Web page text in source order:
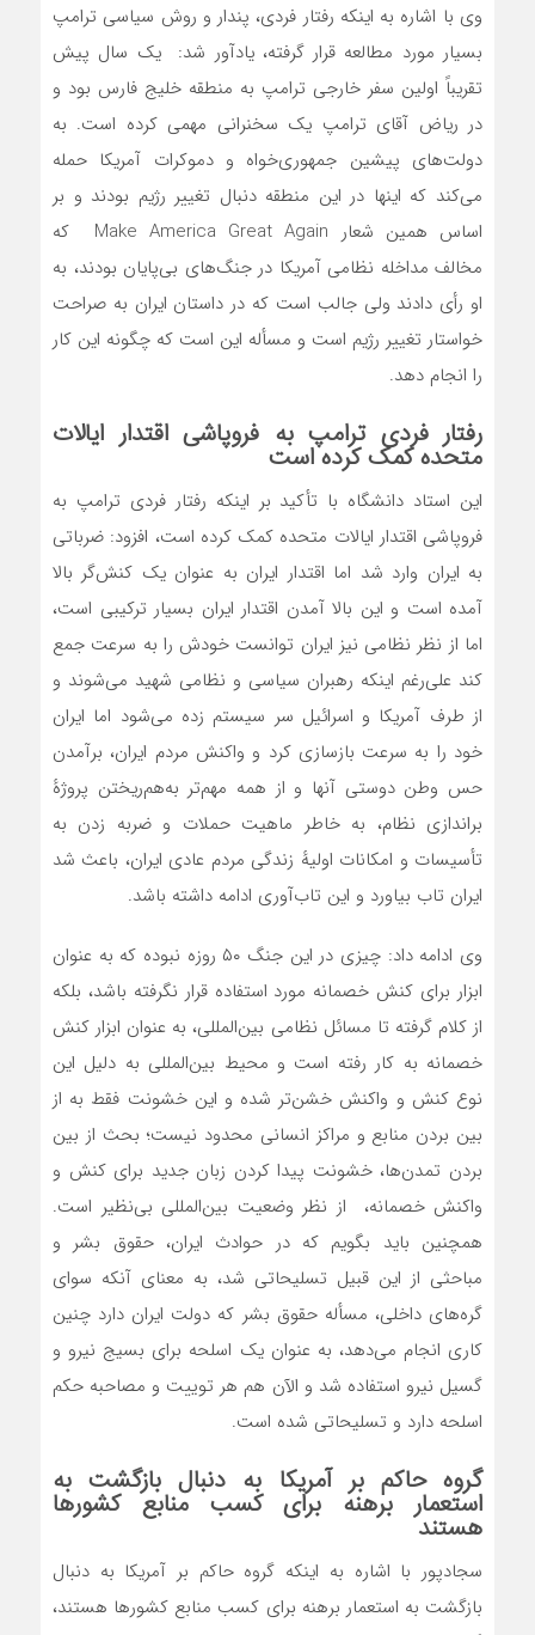
وی با اشاره به اینکه رفتار فردی، پندار و روش سیاسی ترامپ
بسیار مورد مطالعه قرار گرفته، یادآور شد: یک سال پیش
تقریباً اولین سفر خارجی ترامپ به منطقه خلیج فارس بود و
در ریاض آقای ترامپ یک سخنرانی مهمی کرده است. به
دولت‌های پیشین جمهوری‌خواه و دموکرات آمریکا حمله
می‌کند که اینها در این منطقه دنبال تغییر رژیم بودند و بر
اساس همین شعار Make America Great Again که
مخالف مداخله نظامی آمریکا در جنگ‌های بی‌پایان بودند، به
او رأی دادند ولی جالب است که در داستان ایران به صراحت
خواستار تغییر رژیم است و مسأله این است که چگونه این کار
را انجام دهد.
رفتار فردی ترامپ به فروپاشی اقتدار ایالات
متحده کمک کرده است
این استاد دانشگاه با تأکید بر اینکه رفتار فردی ترامپ به
فروپاشی اقتدار ایالات متحده کمک کرده است، افزود: ضرباتی
به ایران وارد شد اما اقتدار ایران به عنوان یک کنش‌گر بالا
آمده است و این بالا آمدن اقتدار ایران بسیار ترکیبی است،
اما از نظر نظامی نیز ایران توانست خودش را به سرعت جمع
کند علی‌رغم اینکه رهبران سیاسی و نظامی شهید می‌شوند و
از طرف آمریکا و اسرائیل سر سیستم زده‌ می‌شود اما ایران
خود را به سرعت بازسازی کرد و واکنش مردم ایران، برآمدن
حس وطن دوستی آنها و از همه مهم‌تر به‌هم‌ریختن پروژهٔ
براندازی نظام، به خاطر ماهیت حملات و ضربه زدن به
تأسیسات و امکانات اولیهٔ زندگی مردم عادی ایران، باعث شد
ایران تاب بیاورد و این تاب‌آوری ادامه داشته باشد.
وی ادامه داد: چیزی در این جنگ ۵۰ روزه نبوده که به عنوان
ابزار برای کنش خصمانه مورد استفاده قرار نگرفته باشد، بلکه
از کلام گرفته تا مسائل نظامی بین‌المللی، به عنوان ابزار کنش
خصمانه به کار رفته است و محیط بین‌المللی به دلیل این
نوع کنش و واکنش خشن‌تر شده و این خشونت فقط به از
بین بردن منابع و مراکز انسانی محدود نیست؛ بحث از بین
بردن تمدن‌ها، خشونت پیدا کردن زبان جدید برای کنش و
واکنش خصمانه، از نظر وضعیت بین‌المللی بی‌نظیر است.
همچنین باید بگویم که در حوادث ایران، حقوق بشر و
مباحثی از این قبیل تسلیحاتی شد، به معنای آنکه سوای
گره‌های داخلی، مسأله حقوق بشر که دولت ایران دارد چنین
کاری انجام می‌دهد، به عنوان یک اسلحه برای بسیج نیرو و
گسیل نیرو استفاده شد و الآن هم هر توییت و مصاحبه حکم
اسلحه دارد و تسلیحاتی شده است.
گروه حاکم بر آمریکا به دنبال بازگشت به
استعمار برهنه برای کسب منابع کشورها
هستند
سجادپور با اشاره به اینکه گروه حاکم بر آمریکا به دنبال
بازگشت به استعمار برهنه برای کسب منابع کشورها هستند،